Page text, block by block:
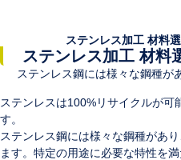
ステンレス加工 材料
ステンレス加工 材料
ステンレス鋼には様々な鋼種が
ステンレスは100%リサイクルが
す。
ステンレス鋼には様々な鋼種があ
ます。特定の用途に必要な特性を